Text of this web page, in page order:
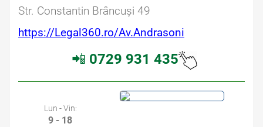
Str. Constantin Brâncuși 49
https://Legal360.ro/Av.Andrasoni
📲 0729 931 435
Lun - Vin:
9 - 18